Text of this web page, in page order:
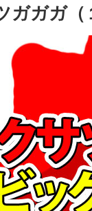
ガガガ